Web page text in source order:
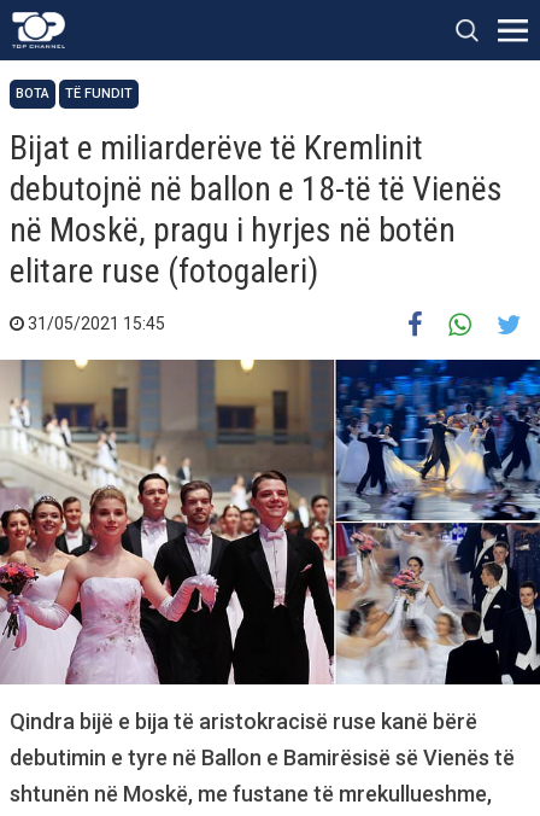
BOTA TË FUNDIT
Bijat e miliarderëve të Kremlinit
debutojnë në ballon e 18-të të Vienës
në Moskë, pragu i hyrjes në botën
elitare ruse (fotogaleri)
31/05/2021 15:45
Qindra bijë e bija të aristokracisë ruse kanë bërë
debutimin e tyre në Ballon e Bamirësisë së Vienës të
shtunën në Moskë, me fustane të mrekullueshme,